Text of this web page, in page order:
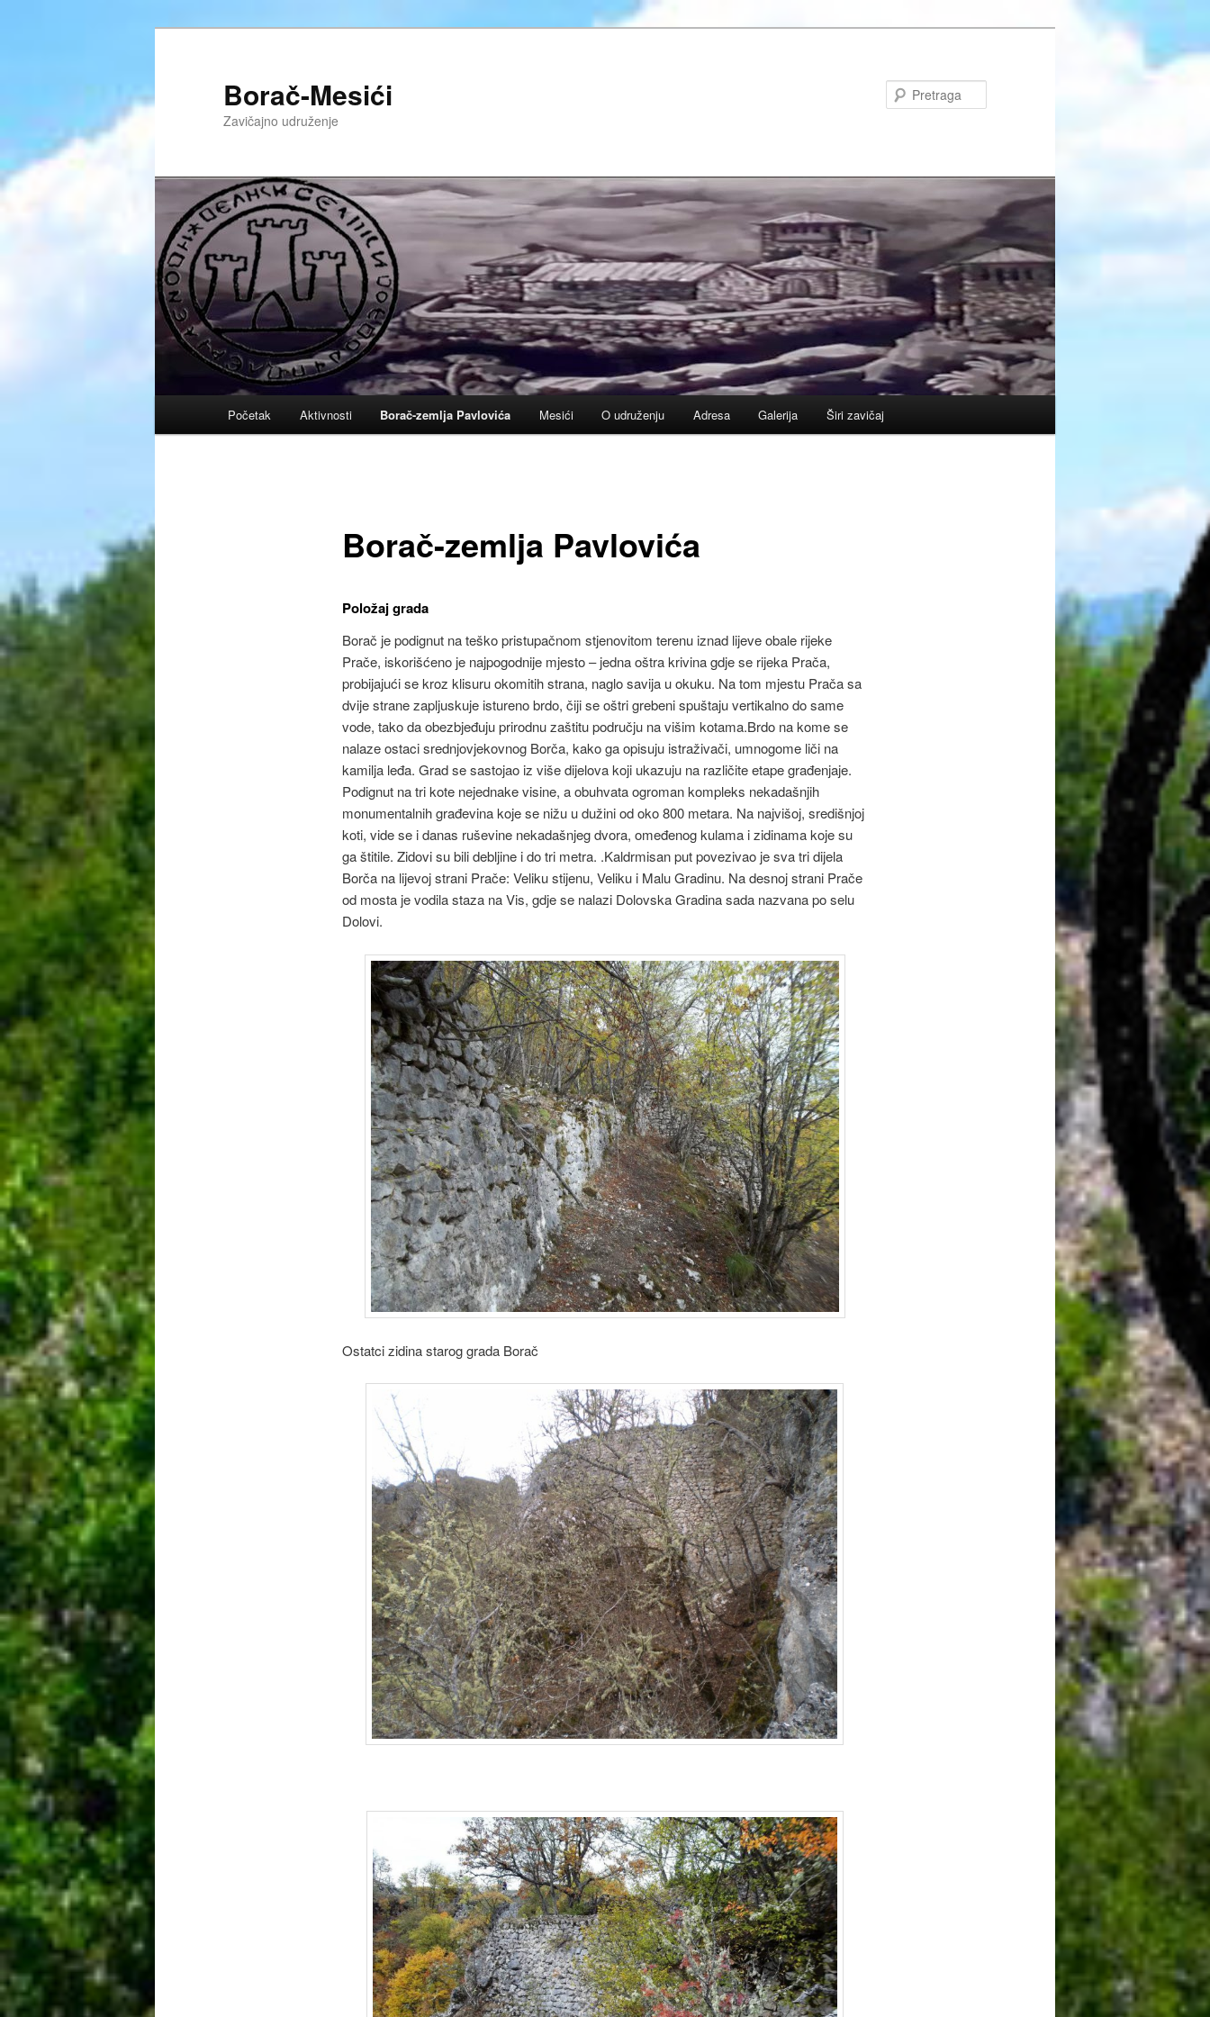
Borač-Mesići
Zavičajno udruženje
Početak Aktivnosti Borač-zemlja Pavlovića Mesići O udruženju Adresa Galerija Širi zavičaj
Borač-zemlja Pavlovića
Položaj grada
Borač je podignut na teško pristupačnom stjenovitom terenu iznad lijeve obale rijeke
Prače, iskorišćeno je najpogodnije mjesto – jedna oštra krivina gdje se rijeka Prača,
probijajući se kroz klisuru okomitih strana, naglo savija u okuku. Na tom mjestu Prača sa
dvije strane zapljuskuje istureno brdo, čiji se oštri grebeni spuštaju vertikalno do same
vode, tako da obezbjeđuju prirodnu zaštitu području na višim kotama.Brdo na kome se
nalaze ostaci srednjovjekovnog Borča, kako ga opisuju istraživači, umnogome liči na
kamilja leđa. Grad se sastojao iz više dijelova koji ukazuju na različite etape građenjaje.
Podignut na tri kote nejednake visine, a obuhvata ogroman kompleks nekadašnjih
monumentalnih građevina koje se nižu u dužini od oko 800 metara. Na najvišoj, središnjoj
koti, vide se i danas ruševine nekadašnjeg dvora, omeđenog kulama i zidinama koje su
ga štitile. Zidovi su bili debljine i do tri metra. .Kaldrmisan put povezivao je sva tri dijela
Borča na lijevoj strani Prače: Veliku stijenu, Veliku i Malu Gradinu. Na desnoj strani Prače
od mosta je vodila staza na Vis, gdje se nalazi Dolovska Gradina sada nazvana po selu
Dolovi.
Ostatci zidina starog grada Borač